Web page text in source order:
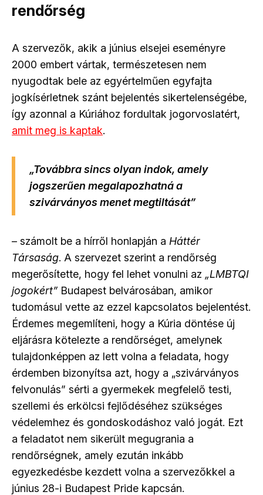
rendőrség
A szervezők, akik a június elsejei eseményre
2000 embert vártak, természetesen nem
nyugodtak bele az egyértelműen egyfajta
jogkísérletnek szánt bejelentés sikertelenségébe,
így azonnal a Kúriához fordultak jogorvoslatért,
amit meg is kaptak.
„Továbbra sincs olyan indok, amely
jogszerűen megalapozhatná a
szivárványos menet megtiltását”
– számolt be a hírről honlapján a Háttér
Társaság. A szervezet szerint a rendőrség
megerősítette, hogy fel lehet vonulni az „LMBTQI
jogokért” Budapest belvárosában, amikor
tudomásul vette az ezzel kapcsolatos bejelentést.
Érdemes megemlíteni, hogy a Kúria döntése új
eljárásra kötelezte a rendőrséget, amelynek
tulajdonképpen az lett volna a feladata, hogy
érdemben bizonyítsa azt, hogy a „szivárványos
felvonulás” sérti a gyermekek megfelelő testi,
szellemi és erkölcsi fejlődéséhez szükséges
védelemhez és gondoskodáshoz való jogát. Ezt
a feladatot nem sikerült megugrania a
rendőrségnek, amely ezután inkább
egyezkedésbe kezdett volna a szervezőkkel a
június 28-i Budapest Pride kapcsán.